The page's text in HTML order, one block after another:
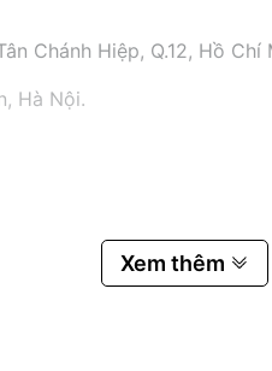
Chánh Hiệp, Q.12, Hồ Chí
Hà Nội.
Xem thêm